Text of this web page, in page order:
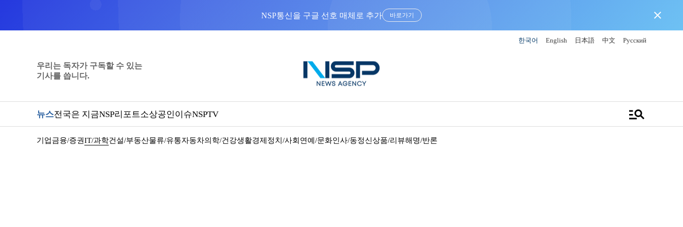
NSP통신을 구글 선호 매체로 추가 바로가기 close
한국어 English 日本語 中文 Русский
우리는 독자가 구독할 수 있는
기사를 씁니다.
뉴스전국은 지금NSP리포트소상공인이슈NSPTV manage_search
기업금융/증권IT/과학건설/부동산물류/유통자동차의학/건강생활경제 정치/사회 연예/문화인사/동정신상품/리뷰해명/반론